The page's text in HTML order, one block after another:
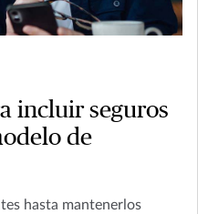
incluir seguros
de
hasta mantenerlos